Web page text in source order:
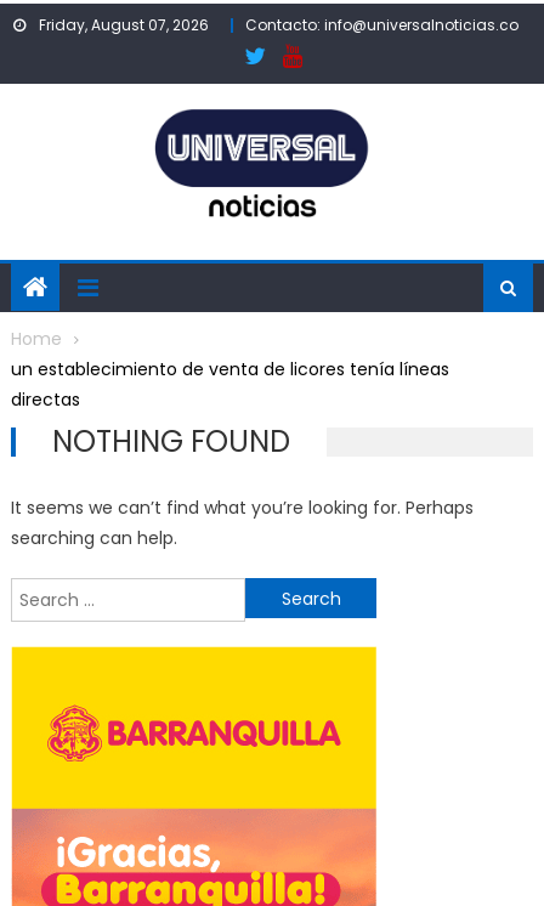
Skip
Friday, August 07, 2026 Contacto: info@universalnoticias.co
Home
un establecimiento de venta de licores tenía líneas
directas
NOTHING FOUND
It seems we can’t find what you’re looking for. Perhaps
searching can help.
for: